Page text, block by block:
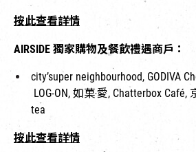
按此查看詳情
AIRSIDE 獨家購物及餐飲禮遇商戶：
city’super neighbourhood, GODIVA
LOG-ON, 如菓‧愛, Chatterbox Café,
tea
按此查看詳情